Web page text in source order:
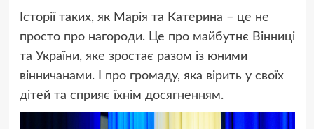
Історії таких, як Марія та Катерина – це не
просто про нагороди. Це про майбутнє Вінниці
та України, яке зростає разом із юними
вінничанами. І про громаду, яка вірить у своїх
дітей та сприяє їхнім досягненням.